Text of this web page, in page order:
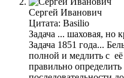
Сергей Иванович
Цитата: Basilio
Задача ... шаховая, но
Задача 1851 года...
полной и медлить с
правильно определить